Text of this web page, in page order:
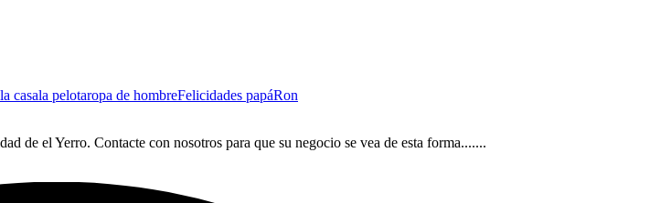
casala pelotaropa de hombreFelicidades papáRon
de el Yerro. Contacte con nosotros para que su negocio se vea de esta forma.......